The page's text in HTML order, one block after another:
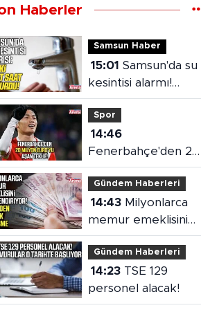
Haberler
Samsun Haber
15:01 Samsun'da su
kesintisi alarmı!
SASKİ saat verdi
Spor
14:46
Fenerbahçe'den 20
milyon euro'yu aşan
teklif
Gündem Haberleri
14:43
memur emeklisini
ilgilendiriyor!
Gündem Haberleri
14:23
personel alacak!